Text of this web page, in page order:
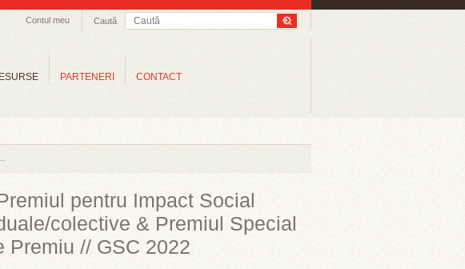
Caută
Contul meu
PARTENERI CONTACT
pentru Impact Social
colective & Premiul Special
Premiu // GSC 2022